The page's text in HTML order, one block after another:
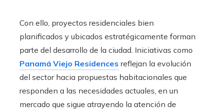
Con ello, proyectos residenciales bien
planificados y ubicados estratégicamente forman
parte del desarrollo de la ciudad. Iniciativas como
Panamá Viejo Residences reflejan la evolución
del sector hacia propuestas habitacionales que
responden a las necesidades actuales, en un
mercado que sigue atrayendo la atención de